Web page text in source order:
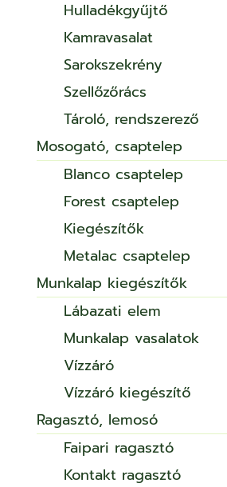
Hulladékgyűjtő
Kamravasalat
Sarokszekrény
Szellőzőrács
Tároló, rendszerező
Mosogató, csaptelep
Blanco csaptelep
Forest csaptelep
Kiegészítők
Metalac csaptelep
Munkalap kiegészítők
Lábazati elem
Munkalap vasalatok
Vízzáró
Vízzáró kiegészítő
Ragasztó, lemosó
Faipari ragasztó
Kontakt ragasztó